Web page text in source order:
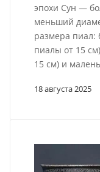
18 августа 2025
эпохи Сун —
меньший
размера пиал:
пиалы от 15
15 см) и